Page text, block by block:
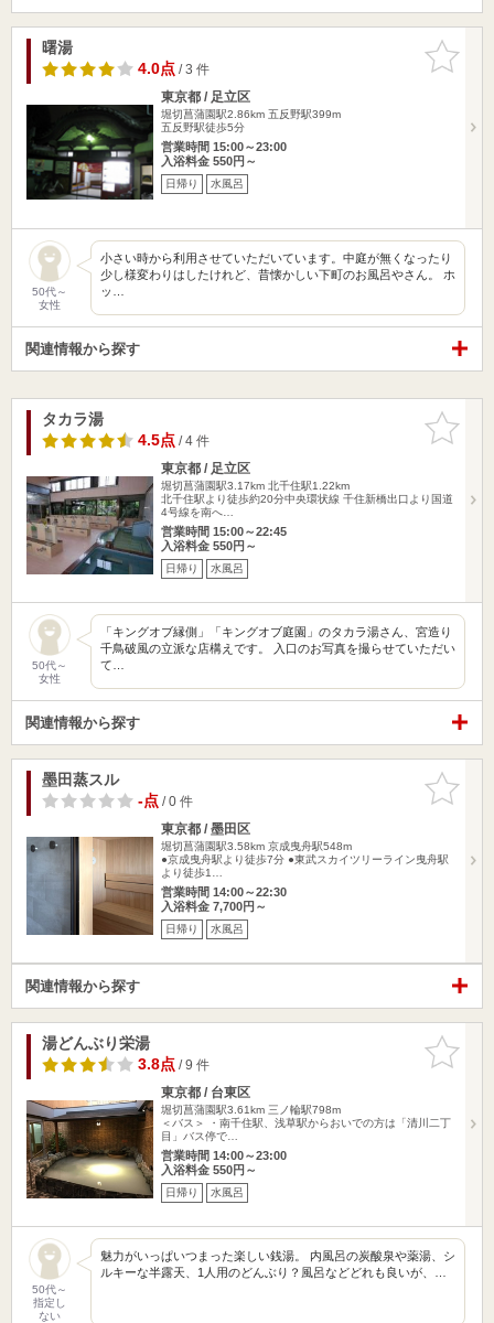
お気に入
りに追加
曙湯
4.0点/ 3 件
東京都 / 足立区
堀切菖蒲園駅2.86km 五反野駅399m
五反野駅徒歩5分
営業時間 15:00～23:00
入浴料金 550円～
日帰り 水風呂
50代～
女性
小さい時から利用させていただいています。中庭が無くなったり
少し様変わりはしたけれど、昔懐かしい下町のお風呂やさん。 ホ
ッ…
関連情報から探す
お気に入
りに追加
タカラ湯
4.5点/ 4 件
東京都 / 足立区
堀切菖蒲園駅3.17km 北千住駅1.22km
北千住駅より徒歩約20分中央環状線 千住新橋出口より国道
4号線を南へ…
営業時間 15:00～22:45
入浴料金 550円～
日帰り 水風呂
50代～
女性
「キングオブ縁側」「キングオブ庭園」のタカラ湯さん、宮造り
千鳥破風の立派な店構えです。 入口のお写真を撮らせていただい
て…
関連情報から探す
お気に入
りに追加
墨田蒸スル
-点/ 0 件
東京都 / 墨田区
堀切菖蒲園駅3.58km 京成曳舟駅548m
●京成曳舟駅より徒歩7分 ●東武スカイツリーライン曳舟駅
より徒歩1…
営業時間 14:00～22:30
入浴料金 7,700円～
日帰り 水風呂
関連情報から探す
お気に入
りに追加
湯どんぶり栄湯
3.8点/ 9 件
東京都 / 台東区
堀切菖蒲園駅3.61km 三ノ輪駅798m
＜バス＞ ・南千住駅、浅草駅からおいでの方は「清川二丁
目」バス停で…
営業時間 14:00～23:00
入浴料金 550円～
日帰り 水風呂
50代～
指定し
ない
魅力がいっぱいつまった楽しい銭湯。 内風呂の炭酸泉や薬湯、シ
ルキーな半露天、1人用のどんぶり？風呂などどれも良いが、…